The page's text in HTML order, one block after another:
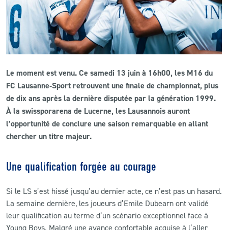
CLUB
CONTACT
ACTUALITÉS
LS E-SHOP
L’APP DU LS
LS ACADEMY CAMPS
MATCH DES CELEBRITES
Le moment est venu. Ce samedi 13 juin à 16h00, les M16 du
FC Lausanne‑Sport retrouvent une finale de championnat, plus
de dix ans après la dernière disputée par la génération 1999.
À la swissporarena de Lucerne, les Lausannois auront
l’opportunité de conclure une saison remarquable en allant
chercher un titre majeur.
Une qualification forgée au courage
Si le LS s’est hissé jusqu’au dernier acte, ce n’est pas un hasard.
La semaine dernière, les joueurs d’Emile Dubearn ont validé
leur qualification au terme d’un scénario exceptionnel face à
Young Boys. Malgré une avance confortable acquise à l’aller